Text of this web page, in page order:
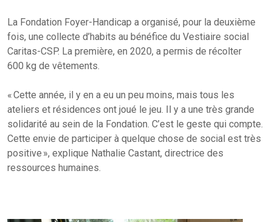
La Fondation Foyer-Handicap a organisé, pour la deuxième
fois, une collecte d’habits au bénéfice du Vestiaire social
Caritas-CSP. La première, en 2020, a permis de récolter
600 kg de vêtements.
« Cette année, il y en a eu un peu moins, mais tous les
ateliers et résidences ont joué le jeu. Il y a une très grande
solidarité au sein de la Fondation. C’est le geste qui compte.
Cette envie de participer à quelque chose de social est très
positive », explique Nathalie Castant, directrice des
ressources humaines.